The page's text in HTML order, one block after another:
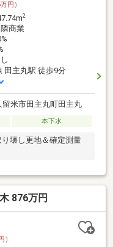
円）
2
商業
田主丸駅 徒歩9分
留米市田主丸町田主丸
本下水
壊し更地＆確定測量
876万円
）